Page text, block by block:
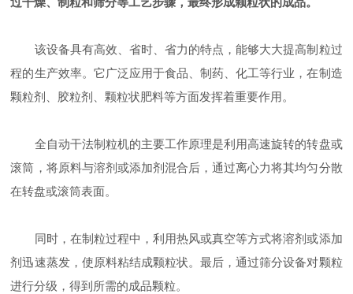
该设备具有高效、省时、省力的特点，能够大大提高制粒过
程的生产效率。它广泛应用于食品、制药、化工等行业，在制造
颗粒剂、胶粒剂、颗粒状肥料等方面发挥着重要作用。
全自动干法制粒机的主要工作原理是利用高速旋转的转盘或
滚筒，将原料与溶剂或添加剂混合后，通过离心力将其均匀分散
在转盘或滚筒表面。
同时，在制粒过程中，利用热风或真空等方式将溶剂或添加
剂迅速蒸发，使原料粘结成颗粒状。最后，通过筛分设备对颗粒
进行分级，得到所需的成品颗粒。